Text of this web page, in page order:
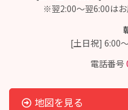
※翌2:00～翌6:00は
[土日祝] 6:00
電話番号
地図を見る